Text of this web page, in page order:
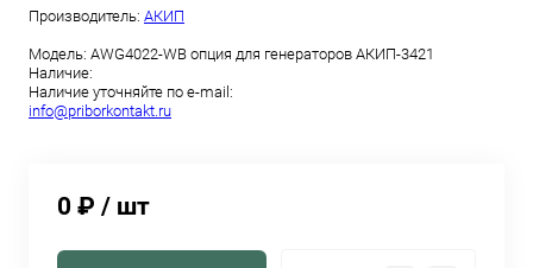
Производитель: АКИП
Модель: AWG4022-WB опция для генераторов АКИП-3421
Наличие:
Наличие уточняйте по e-mail:
info@priborkontakt.ru
0 ₽ / шт